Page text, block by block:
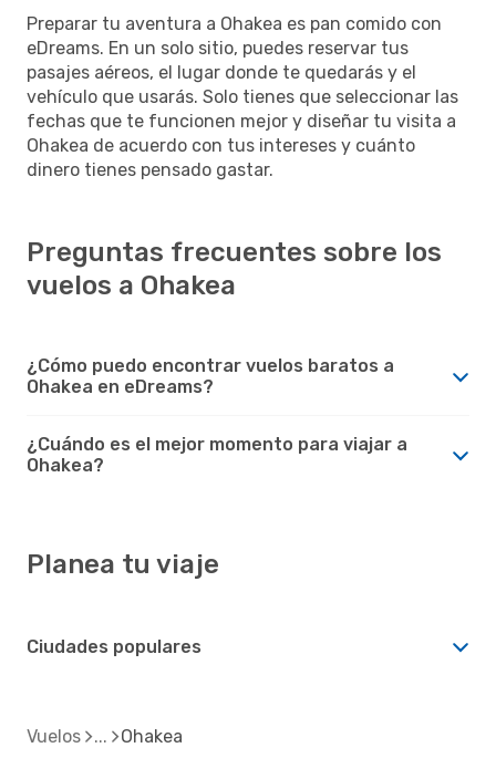
Preparar tu aventura a Ohakea es pan comido con
eDreams. En un solo sitio, puedes reservar tus
pasajes aéreos, el lugar donde te quedarás y el
vehículo que usarás. Solo tienes que seleccionar las
fechas que te funcionen mejor y diseñar tu visita a
Ohakea de acuerdo con tus intereses y cuánto
dinero tienes pensado gastar.
Preguntas frecuentes sobre los
vuelos a Ohakea
¿Cómo puedo encontrar vuelos baratos a
Ohakea en eDreams?
¿Cuándo es el mejor momento para viajar a
Ohakea?
Planea tu viaje
Ciudades populares
Vuelos Ohakea